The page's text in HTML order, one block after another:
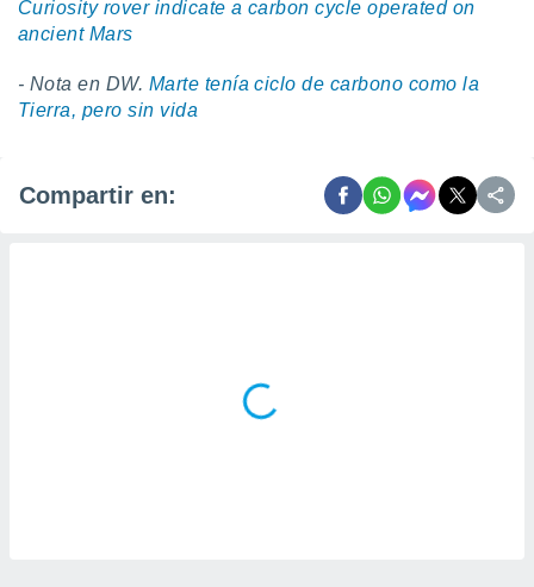
Curiosity rover indicate a carbon cycle operated on
ancient Mars
- Nota en DW. Marte tenía ciclo de carbono como la
Tierra, pero sin vida
Compartir en: